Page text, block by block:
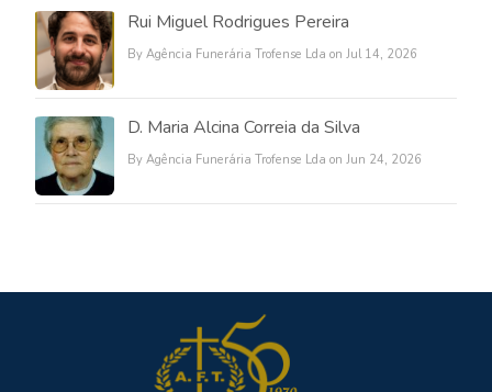
Rui Miguel Rodrigues Pereira
By Agência Funerária Trofense Lda on Jul 14, 2026
D. Maria Alcina Correia da Silva
By Agência Funerária Trofense Lda on Jun 24, 2026